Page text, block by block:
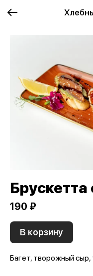
Брускетта
190 ₽
В корзину
Багет, творожный сыр,